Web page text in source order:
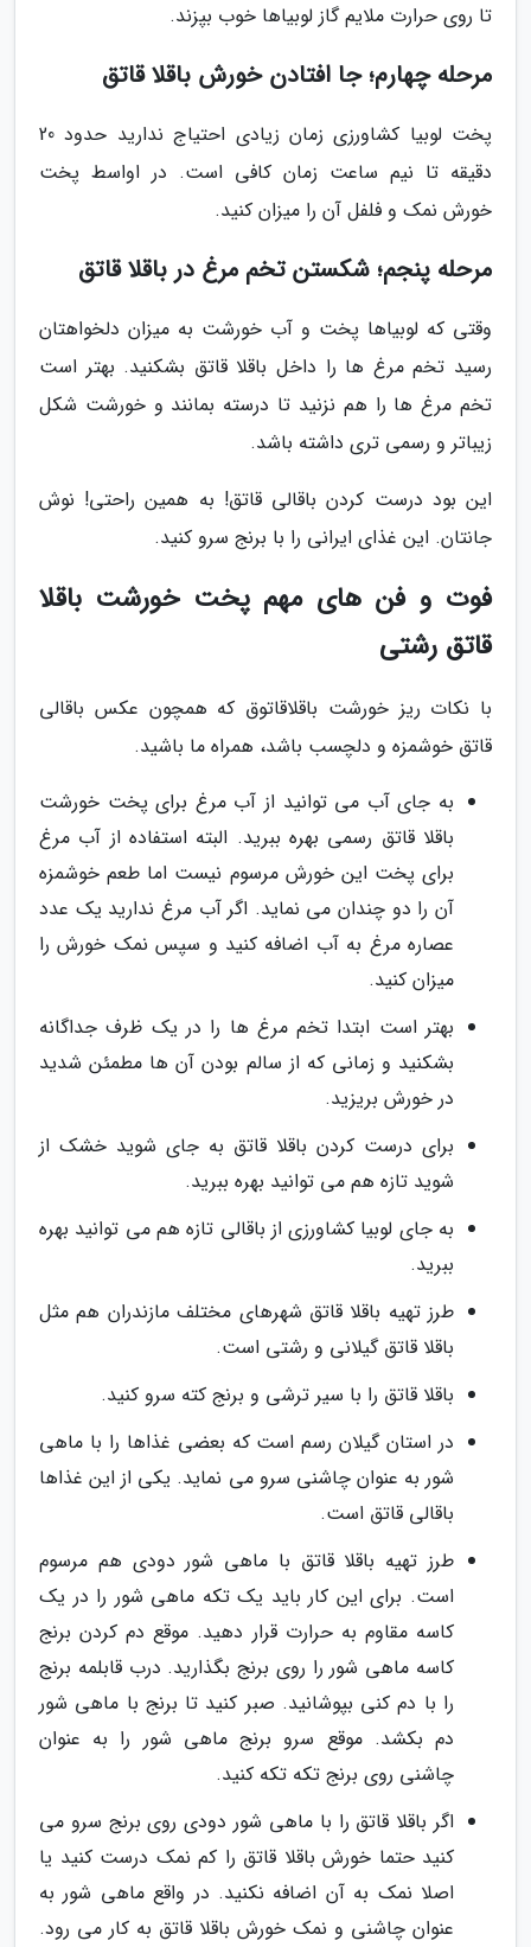
تا روی حرارت ملایم گاز لوبیاها خوب بپزند.
مرحله چهارم؛ جا افتادن خورش باقلا قاتق
پخت لوبیا کشاورزی زمان زیادی احتیاج ندارید حدود 20
دقیقه تا نیم ساعت زمان کافی است. در اواسط پخت
خورش نمک و فلفل آن را میزان کنید.
مرحله پنجم؛ شکستن تخم مرغ در باقلا قاتق
وقتی که لوبیاها پخت و آب خورشت به میزان دلخواهتان
رسید تخم مرغ ها را داخل باقلا قاتق بشکنید. بهتر است
تخم مرغ ها را هم نزنید تا درسته بمانند و خورشت شکل
زیباتر و رسمی تری داشته باشد.
این بود درست کردن باقالی قاتق! به همین راحتی! نوش
جانتان. این غذای ایرانی را با برنج سرو کنید.
فوت و فن های مهم پخت خورشت باقلا
قاتق رشتی
با نکات ریز خورشت باقلاقاتوق که همچون عکس باقالی
قاتق خوشمزه و دلچسب باشد، همراه ما باشید.
به جای آب می توانید از آب مرغ برای پخت خورشت
باقلا قاتق رسمی بهره ببرید. البته استفاده از آب مرغ
برای پخت این خورش مرسوم نیست اما طعم خوشمزه
آن را دو چندان می نماید. اگر آب مرغ ندارید یک عدد
عصاره مرغ به آب اضافه کنید و سپس نمک خورش را
میزان کنید.
بهتر است ابتدا تخم مرغ ها را در یک ظرف جداگانه
بشکنید و زمانی که از سالم بودن آن ها مطمئن شدید
در خورش بریزید.
برای درست کردن باقلا قاتق به جای شوید خشک از
شوید تازه هم می توانید بهره ببرید.
به جای لوبیا کشاورزی از باقالی تازه هم می توانید بهره
ببرید.
طرز تهیه باقلا قاتق شهرهای مختلف مازندران هم مثل
باقلا قاتق گیلانی و رشتی است.
باقلا قاتق را با سیر ترشی و برنج کته سرو کنید.
در استان گیلان رسم است که بعضی غذاها را با ماهی
شور به عنوان چاشنی سرو می نماید. یکی از این غذاها
باقالی قاتق است.
طرز تهیه باقلا قاتق با ماهی شور دودی هم مرسوم
است. برای این کار باید یک تکه ماهی شور را در یک
کاسه مقاوم به حرارت قرار دهید. موقع دم کردن برنج
کاسه ماهی شور را روی برنج بگذارید. درب قابلمه برنج
را با دم کنی بپوشانید. صبر کنید تا برنج با ماهی شور
دم بکشد. موقع سرو برنج ماهی شور را به عنوان
چاشنی روی برنج تکه تکه کنید.
اگر باقلا قاتق را با ماهی شور دودی روی برنج سرو می
کنید حتما خورش باقلا قاتق را کم نمک درست کنید یا
اصلا نمک به آن اضافه نکنید. در واقع ماهی شور به
عنوان چاشنی و نمک خورش باقلا قاتق به کار می رود.